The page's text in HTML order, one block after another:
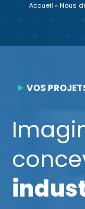
Accueil » Nous
VOS